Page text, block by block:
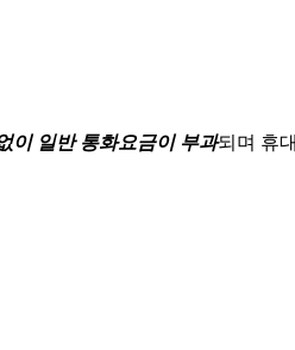
이 일반 통화요금이 부과되며 휴